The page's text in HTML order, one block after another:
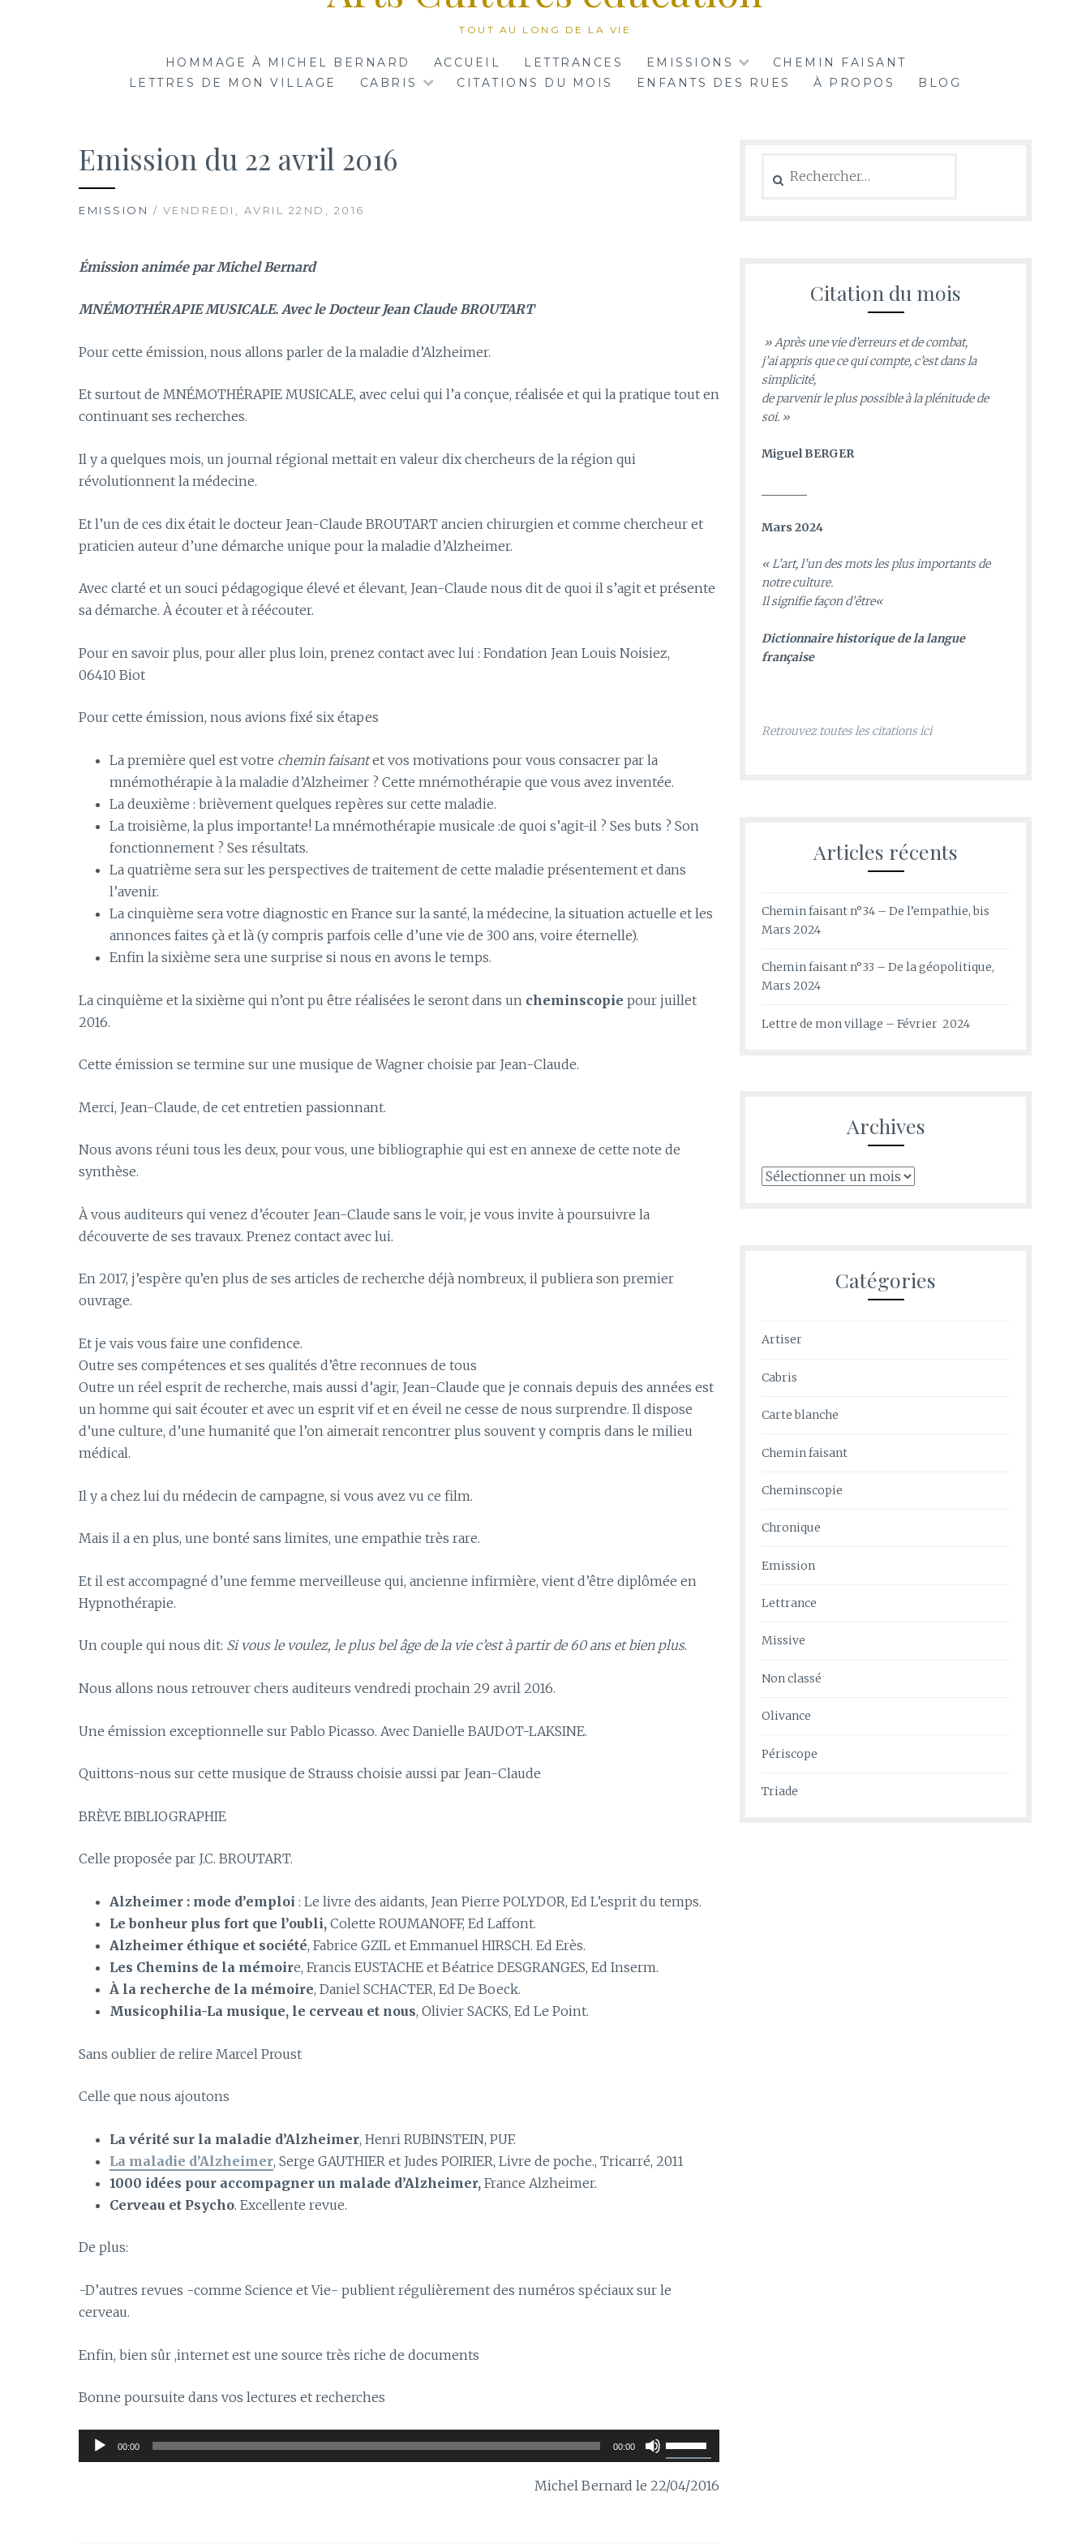
TOUT AU LONG DE LA VIE
HOMMAGE À MICHEL BERNARD ACCUEIL LETTRANCES EMISSIONS
CHEMIN FAISANT
LETTRES DE MON VILLAGE
CABRIS CITATIONS DU MOIS ENFANTS DES RUES À PROPOS BLOG
Emission du 22 avril 2016
EMISSION / VENDREDI, AVRIL 22ND, 2016
Émission animée par Michel Bernard
MNÉMOTHÉRAPIE MUSICALE. Avec le Docteur Jean Claude BROUTART
Pour cette émission, nous allons parler de la maladie d’Alzheimer.
Et surtout de MNÉMOTHÉRAPIE MUSICALE, avec celui qui l’a conçue, réalisée et qui la pratique tout en
continuant ses recherches.
Il y a quelques mois, un journal régional mettait en valeur dix chercheurs de la région qui
révolutionnent la médecine.
Et l’un de ces dix était le docteur Jean-Claude BROUTART ancien chirurgien et comme chercheur et
praticien auteur d’une démarche unique pour la maladie d’Alzheimer.
Avec clarté et un souci pédagogique élevé et élevant, Jean-Claude nous dit de quoi il s’agit et présente
sa démarche. À écouter et à réécouter.
Pour en savoir plus, pour aller plus loin, prenez contact avec lui : Fondation Jean Louis Noisiez,
06410 Biot
Pour cette émission, nous avions fixé six étapes
La première quel est votre chemin faisantet vos motivations pour vous consacrer par la
mnémothérapie à la maladie d’Alzheimer ? Cette mnémothérapie que vous avez inventée.
La deuxième : brièvement quelques repères sur cette maladie.
La troisième, la plus importante! La mnémothérapie musicale :de quoi s’agit-il ? Ses buts ? Son
fonctionnement ? Ses résultats.
La quatrième sera sur les perspectives de traitement de cette maladie présentement et dans
l’avenir.
La cinquième sera votre diagnostic en France sur la santé, la médecine, la situation actuelle et les
annonces faites çà et là (y compris parfois celle d’une vie de 300 ans, voire éternelle).
Enfin la sixième sera une surprise si nous en avons le temps.
La cinquième et la sixième qui n’ont pu être réalisées le seront dans un cheminscopie pour juillet
2016.
Cette émission se termine sur une musique de Wagner choisie par Jean-Claude.
Merci, Jean-Claude, de cet entretien passionnant.
Nous avons réuni tous les deux, pour vous, une bibliographie qui est en annexe de cette note de
synthèse.
À vous auditeurs qui venez d’écouter Jean-Claude sans le voir, je vous invite à poursuivre la
découverte de ses travaux. Prenez contact avec lui.
En 2017, j’espère qu’en plus de ses articles de recherche déjà nombreux, il publiera son premier
ouvrage.
Et je vais vous faire une confidence.
Outre ses compétences et ses qualités d’être reconnues de tous
Outre un réel esprit de recherche, mais aussi d’agir, Jean-Claude que je connais depuis des années est
un homme qui sait écouter et avec un esprit vif et en éveil ne cesse de nous surprendre. Il dispose
d’une culture, d’une humanité que l’on aimerait rencontrer plus souvent y compris dans le milieu
médical.
Il y a chez lui du médecin de campagne, si vous avez vu ce film.
Mais il a en plus, une bonté sans limites, une empathie très rare.
Et il est accompagné d’une femme merveilleuse qui, ancienne infirmière, vient d’être diplômée en
Hypnothérapie.
Un couple qui nous dit: Si vous le voulez, le plus bel âge de la vie c’est à partir de 60 ans et bien plus.
Nous allons nous retrouver chers auditeurs vendredi prochain 29 avril 2016.
Une émission exceptionnelle sur Pablo Picasso. Avec Danielle BAUDOT-LAKSINE.
Quittons-nous sur cette musique de Strauss choisie aussi par Jean-Claude
BRÈVE BIBLIOGRAPHIE
Celle proposée par J.C. BROUTART.
Alzheimer : mode d’emploi: Le livre des aidants, Jean Pierre POLYDOR, Ed L’esprit du temps.
Le bonheur plus fort que l’oubli,Colette ROUMANOFF, Ed Laffont.
Alzheimer éthique et société, Fabrice GZIL et Emmanuel HIRSCH. Ed Erès.
Les Chemins de la mémoire, Francis EUSTACHE et Béatrice DESGRANGES, Ed Inserm.
À la recherche de la mémoire, Daniel SCHACTER, Ed De Boeck.
Musicophilia-La musique, le cerveau et nous, Olivier SACKS, Ed Le Point.
Sans oublier de relire Marcel Proust
Celle que nous ajoutons
La vérité sur la maladie d’Alzheimer, Henri RUBINSTEIN, PUF.
La maladie d’Alzheimer, Serge GAUTHIER et Judes POIRIER, Livre de poche., Tricarré, 2011
1000 idées pour accompagner un malade d’Alzheimer,France Alzheimer.
Cerveau et Psycho. Excellente revue.
De plus:
-D’autres revues -comme Science et Vie- publient régulièrement des numéros spéciaux sur le
cerveau.
Enfin, bien sûr ,internet est une source très riche de documents
Bonne poursuite dans vos lectures et recherches
Lecteur
audio
00:00 00:00
Utilisez
les
flèches
Michel Bernard le 22/04/2016
Citation du mois
» Après une vie d’erreurs et de combat,
j’ai appris que ce qui compte, c’est dans la
simplicité,
de parvenir le plus possible à la plénitude de
soi. »
Miguel BERGER
Mars 2024
«L’art, l’un des mots les plus importants de
notre culture.
Il signifie façon d’être«
Dictionnaire historique de la langue
française
Retrouvez toutes les citations ici
Articles récents
Chemin faisant n°34 – De l’empathie, bis
Mars 2024
Chemin faisant n°33 – De la géopolitique,
Mars 2024
Lettre de mon village – Février 2024
Archives
Archives
Catégories
Artiser
Cabris
Carte blanche
Chemin faisant
Cheminscopie
Chronique
Emission
Lettrance
Missive
Non classé
Olivance
Périscope
Triade